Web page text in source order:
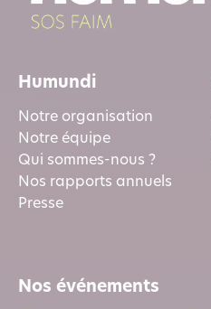
Humundi
Notre organisation
Notre équipe
Qui sommes-nous ?
Nos rapports annuels
Presse
Nos événements